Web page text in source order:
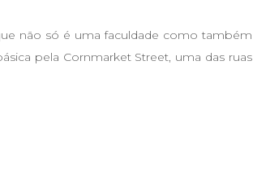
não só é uma faculdade como também
pela Cornmarket Street, uma das ruas